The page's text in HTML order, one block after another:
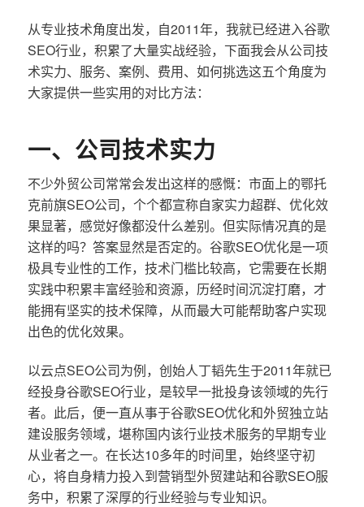
从专业技术角度出发，自2011年，我就已经进入谷歌
SEO行业，积累了大量实战经验，下面我会从公司技
术实力、服务、案例、费用、如何挑选这五个角度为
大家提供一些实用的对比方法：
一、公司技术实力
不少外贸公司常常会发出这样的感慨：市面上的鄂托
克前旗SEO公司，个个都宣称自家实力超群、优化效
果显著，感觉好像都没什么差别。但实际情况真的是
这样的吗？答案显然是否定的。谷歌SEO优化是一项
极具专业性的工作，技术门槛比较高，它需要在长期
实践中积累丰富经验和资源，历经时间沉淀打磨，才
能拥有坚实的技术保障，从而最大可能帮助客户实现
出色的优化效果。
以云点SEO公司为例，创始人丁韬先生于2011年就已
经投身谷歌SEO行业，是较早一批投身该领域的先行
者。此后，便一直从事于谷歌SEO优化和外贸独立站
建设服务领域，堪称国内该行业技术服务的早期专业
从业者之一。在长达10多年的时间里，始终坚守初
心，将自身精力投入到营销型外贸建站和谷歌SEO服
务中，积累了深厚的行业经验与专业知识。